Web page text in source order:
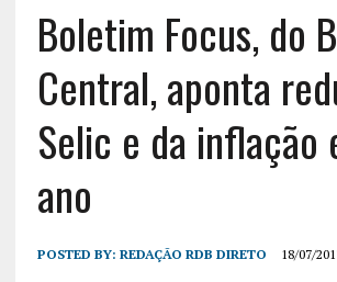
Boletim Focus, do
Central, aponta
Selic e da inflação
ano
POSTED BY: REDAÇÃO RDB DIRETO 18/07/